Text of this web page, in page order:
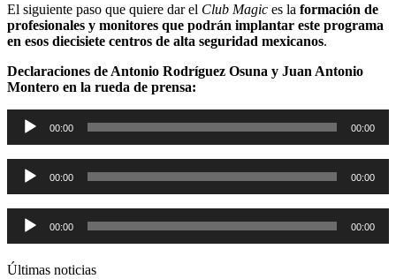
El siguiente paso que quiere dar el Club Magic es la formación de
profesionales y monitores que podrán implantar este programa
en esos diecisiete centros de alta seguridad mexicanos.
Declaraciones de Antonio Rodríguez Osuna y Juan Antonio
Montero en la rueda de prensa:
Reproductor
audio
00:00 00:00
Reproductor
audio
00:00 00:00
Reproductor
audio
00:00 00:00
Últimas noticias